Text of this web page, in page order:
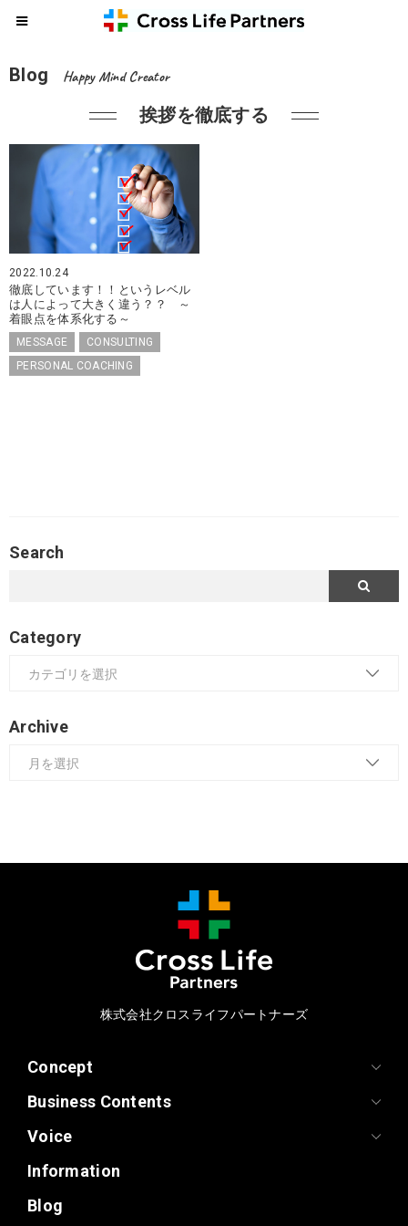
Blog Happy Mind Creator
挨拶を徹底する
2022.10.24
徹底しています！！というレベル
は人によって大きく違う？？ ～
着眼点を体系化する～
MESSAGE
CONSULTING
PERSONAL COACHING
Search
Category
Archive
株式会社クロスライフパートナーズ
Concept
Business Contents
Voice
Information
Blog